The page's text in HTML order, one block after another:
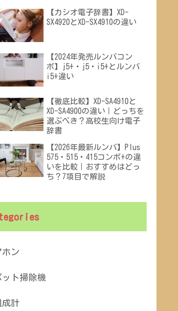
【カシオ電子辞書】XD-
SX4920とXD-SX4910の違い
【2024年発売ルンバコン
ボ】j5+・j5・i5+とルンバ
i5+違い
【徹底比較】XD-SA4910と
XD-SA4900の違い｜どっちを
選ぶべき？高校生向け電子
辞書
【2026年最新ルンバ】Plus
575・515・415コンボ+の違
いを比較｜おすすめはどっ
ち？7項目で解説
ホン
ット掃除機
成計